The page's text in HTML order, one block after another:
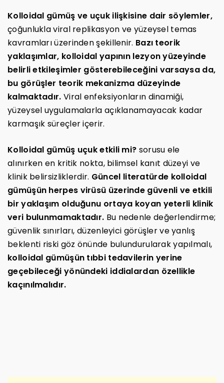
Kolloidal gümüş ve uçuk ilişkisine dair söylemler,
çoğunlukla viral replikasyon ve yüzeysel temas
kavramları üzerinden şekillenir. Bazı teorik
yaklaşımlar, kolloidal yapının lezyon yüzeyinde
belirli etkileşimler gösterebileceğini varsaysa da,
bu görüşler teorik mekanizma düzeyinde
kalmaktadır. Viral enfeksiyonların dinamiği,
yüzeysel uygulamalarla açıklanamayacak kadar
karmaşık süreçler içerir.
Kolloidal gümüş uçuk etkili mi? sorusu ele
alınırken en kritik nokta, bilimsel kanıt düzeyi ve
klinik belirsizliklerdir. Güncel literatürde kolloidal
gümüşün herpes virüsü üzerinde güvenli ve etkili
bir yaklaşım olduğunu ortaya koyan yeterli klinik
veri bulunmamaktadır. Bu nedenle değerlendirme;
güvenlik sınırları, düzenleyici görüşler ve yanlış
beklenti riski göz önünde bulundurularak yapılmalı,
kolloidal gümüşün tıbbi tedavilerin yerine
geçebileceği yönündeki iddialardan özellikle
kaçınılmalıdır.